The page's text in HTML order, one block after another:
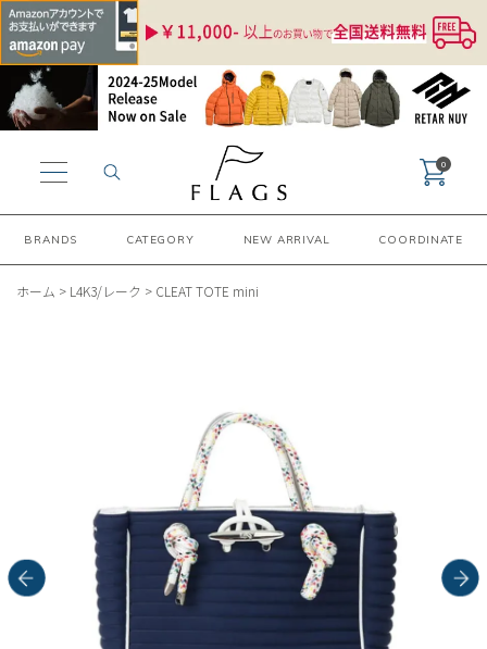
BRANDS CATEGORY NEW ARRIVAL COORDINATE
0
ホーム > L4K3/レーク > CLEAT TOTE mini